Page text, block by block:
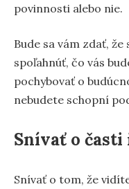
povinnosti alebo nie.
Bude sa vám zdať,
spoľahnúť, čo vás
pochybovať o
nebudete schopní
Snívať o
Snívať o tom, že